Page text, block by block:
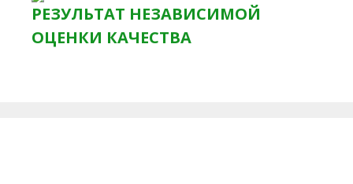
РЕЗУЛЬТАТ НЕЗАВИСИМОЙ
ОЦЕНКИ КАЧЕСТВА